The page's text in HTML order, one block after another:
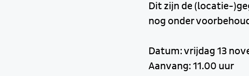
Dit zijn de (locatie-
nog onder
Datum: vrijdag 13
Aanvang: 11.00 uur